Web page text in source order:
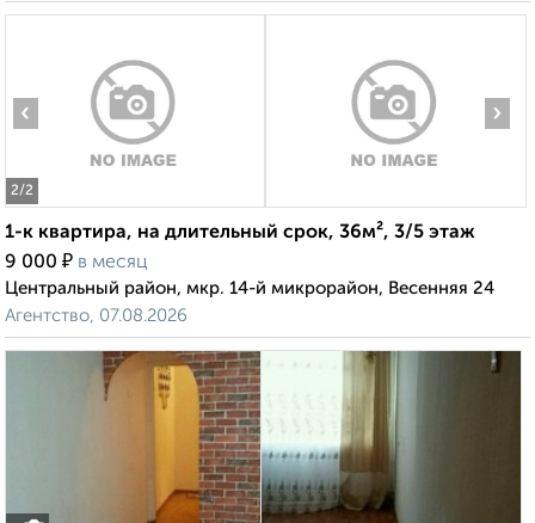
2/2
‹ ›
1-к квартира, на длительный срок, 36м², 3/5 этаж
9 000 ₽ в месяц
Центральный район, мкр. 14-й микрорайон, Весенняя 24
Агентство, 07.08.2026